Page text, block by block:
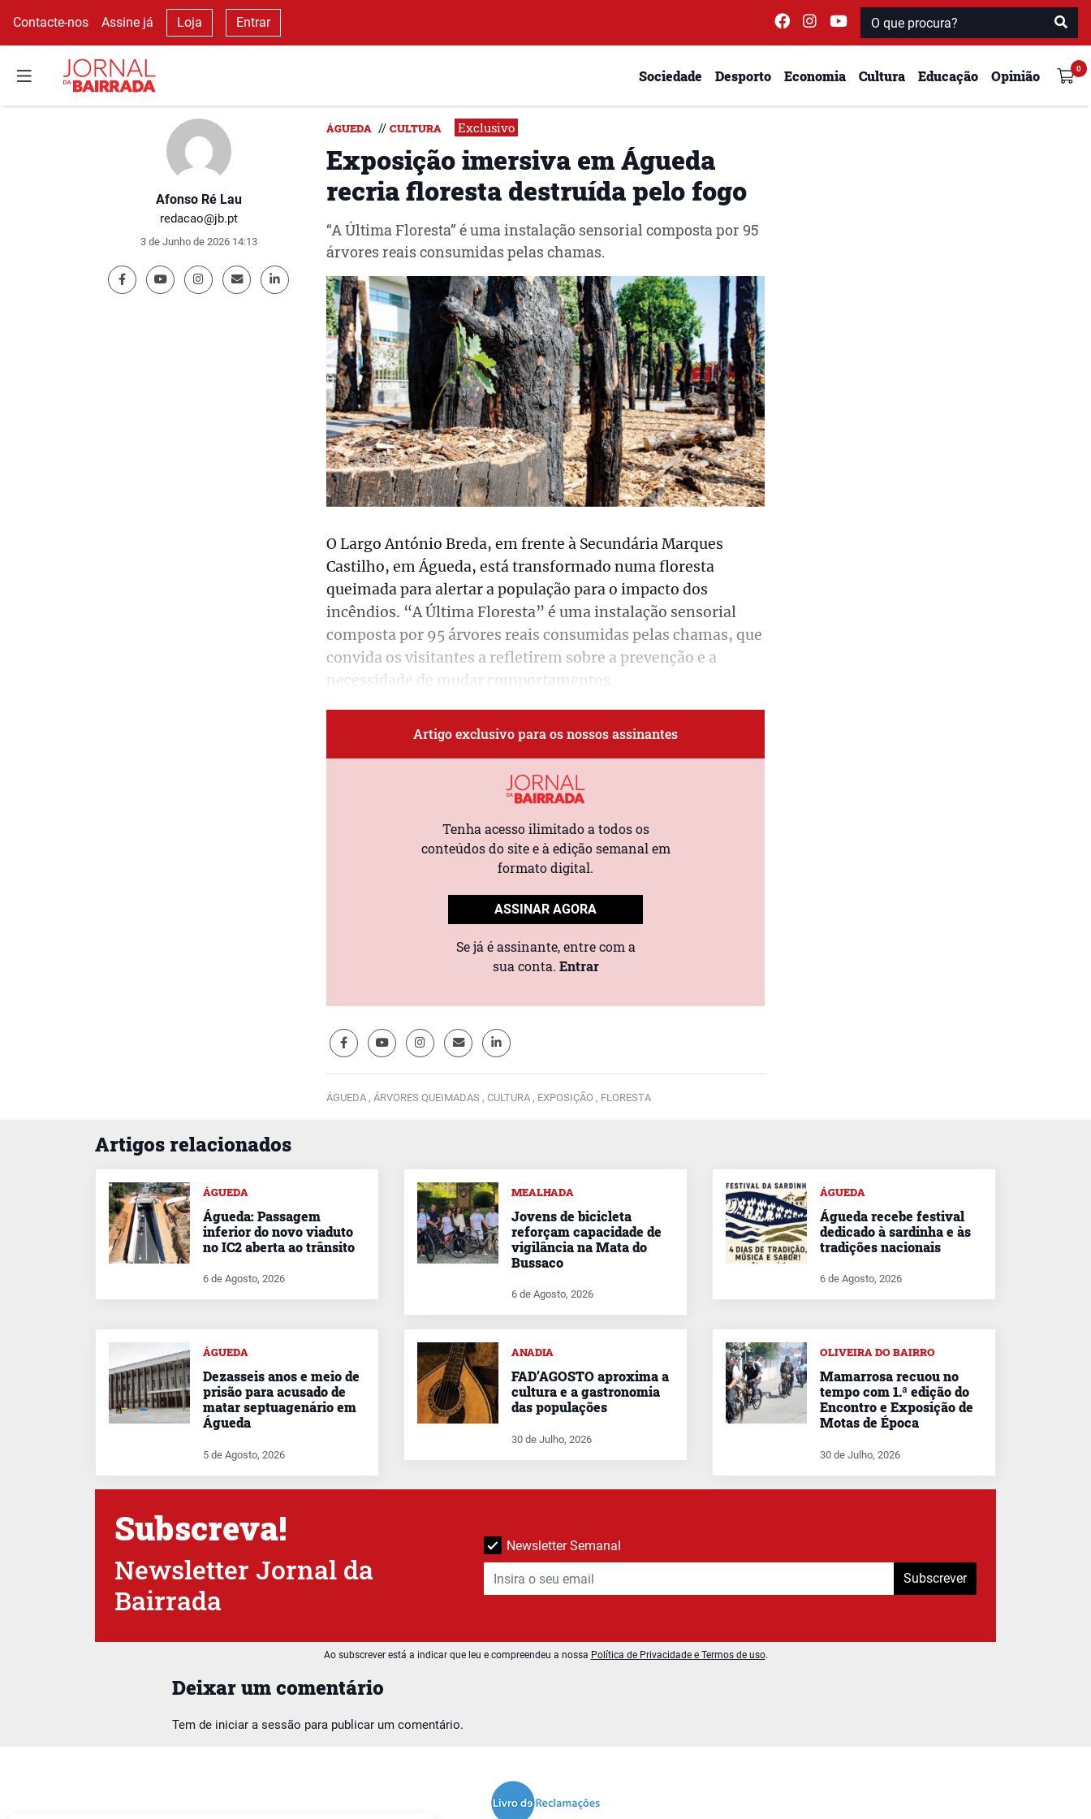
Contacte-nos Assine já Loja Entrar
Sociedade Desporto Economia Cultura Educação Opinião
Afonso Ré Lau
redacao@jb.pt
3 de Junho de 2026 14:13
ÁGUEDA // CULTURA Exclusivo
Exposição imersiva em Águeda
recria floresta destruída pelo fogo
“A Última Floresta” é uma instalação sensorial composta por 95
árvores reais consumidas pelas chamas.
O Largo António Breda, em frente à Secundária Marques
Castilho, em Águeda, está transformado numa floresta
queimada para alertar a população para o impacto dos
incêndios. “A Última Floresta” é uma instalação sensorial
composta por 95 árvores reais consumidas pelas chamas, que
convida os visitantes a refletirem sobre a prevenção e a
necessidade de mudar comportamentos.
Artigo exclusivo para os nossos assinantes
Tenha acesso ilimitado a todos os
conteúdos do site e à edição semanal em
formato digital.
ASSINAR AGORA
Se já é assinante, entre com a
sua conta. Entrar
ÁGUEDA , ÁRVORES QUEIMADAS , CULTURA , EXPOSIÇÃO , FLORESTA
Artigos relacionados
Deixar um comentário
Tem de iniciar a sessão para publicar um comentário.
ÁGUEDA
Águeda: Passagem
inferior do novo viaduto
no IC2 aberta ao trânsito
6 de Agosto, 2026
MEALHADA
Jovens de bicicleta
reforçam capacidade de
vigilância na Mata do
Bussaco
6 de Agosto, 2026
ÁGUEDA
Águeda recebe festival
dedicado à sardinha e às
tradições nacionais
6 de Agosto, 2026
ÁGUEDA
Dezasseis anos e meio de
prisão para acusado de
matar septuagenário em
Águeda
5 de Agosto, 2026
ANADIA
FAD’AGOSTO aproxima a
cultura e a gastronomia
das populações
30 de Julho, 2026
OLIVEIRA DO BAIRRO
Mamarrosa recuou no
tempo com 1.ª edição do
Encontro e Exposição de
Motas de Época
30 de Julho, 2026
Subscreva!
Newsletter Jornal da
Bairrada
Newsletter Semanal
Subscrever
Ao subscrever está a indicar que leu e compreendeu a nossa Política de Privacidade e Termos de uso.